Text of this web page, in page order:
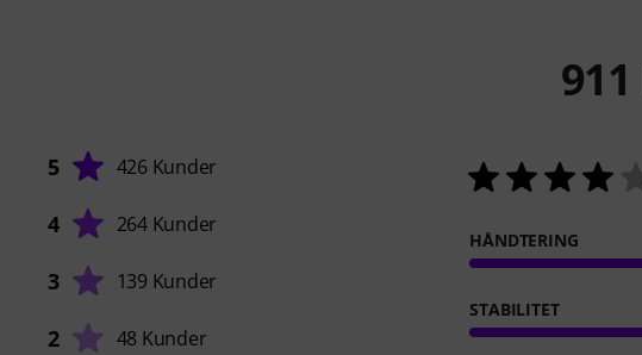
911
5 426 Kunder
4 264 Kunder
3 139 Kunder
2 48 Kunder
HÅNDTERING
STABILITET